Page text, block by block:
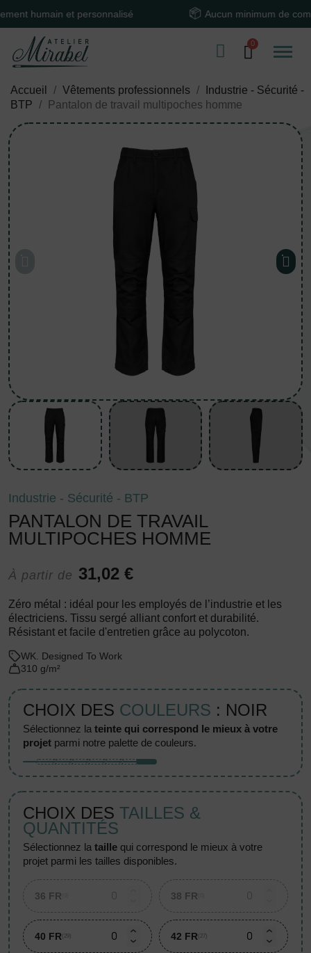
humain et personnalisé Aucun minimum de
Accueil Vêtements professionnels
Industrie - Sécurité -
BTP
Pantalon de travail multipoches homme
Industrie - Sécurité - BTP
PANTALON DE TRAVAIL
MULTIPOCHES HOMME
À partir de 31,02 €
Zéro métal : idéal pour les employés de l’industrie et les
électriciens. Tissu sergé alliant confort et durabilité.
Résistant et facile d'entretien grâce au polycoton.
WK. Designed To Work
310 g/m²
CHOIX DES COULEURS : NOIR
sélectionnez lateinte qui correspond le mieux à votre
projet parmi notre palette de couleurs.
CHOIX DES TAILLES &
QUANTITÉS
sélectionnez lataille qui correspond le mieux à votre
projet parmi les tailles disponibles.
36 FR 38 FR
40 FR (29) 42 FR (27)